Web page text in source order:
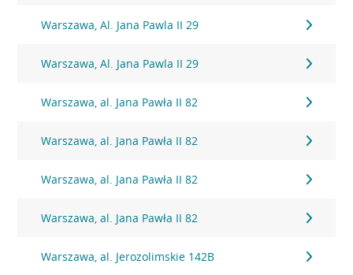
Warszawa, Al. Jana Pawla II 29
Warszawa, Al. Jana Pawla II 29
Warszawa, al. Jana Pawła II 82
Warszawa, al. Jana Pawła II 82
Warszawa, al. Jana Pawła II 82
Warszawa, al. Jana Pawła II 82
Warszawa, al. Jerozolimskie 142B